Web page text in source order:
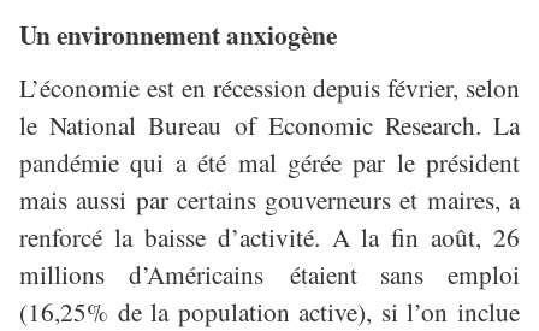
Un environnement anxiogène
L’économie est en récession depuis février, selon
le National Bureau of Economic Research. La
pandémie qui a été mal gérée par le président
mais aussi par certains gouverneurs et maires, a
renforcé la baisse d’activité. A la fin août, 26
millions d’Américains étaient sans emploi
(16,25% de la population active), si l’on inclue